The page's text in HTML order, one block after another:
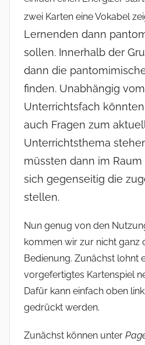
zwei Karten eine Vokabel
Lernenden dann
sollen. Innerhalb der
dann die
finden. Unabhängig
Unterrichtsfach
auch Fragen zum
Unterrichtsthema
müssten dann im
sich gegenseitig die
stellen.
Nun genug von den
kommen wir zur nicht ganz
Bedienung. Zunächst lohnt
vorgefertigtes Kartenspiel
Dafür kann einfach oben
gedrückt werden.
Zunächst können unter